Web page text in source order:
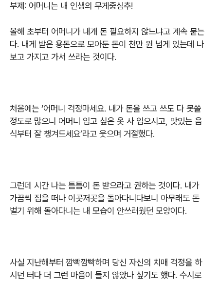
부제: 어머니는 내 인생의 무게중심추!
올해 초부터 어머니가 내개 돈 필요하지 않느냐고 계속 묻는
다. 내게 받은 용돈으로 모아둔 돈이 천만 원 넘게 있는데 나
보고 가지고 가서 쓰라는 것이다.
처음에는 ‘어머니 걱정마세요. 내가 돈을 쓰고 쓰도 다 못쓸
정도로 많으니 어머니 입고 싶은 옷 사 입으시고 맛있는 음
식부터 잘 챙겨드세요’라고 웃으며 거절했다.
그런데 시간 나는 틈틈이 돈 받으라고 권하는 것이다. 내가
가끔씩 집을 떠나 이곳저곳을 돌아다니다보니 아무래도 돈
벌기 위해 돌아다니는 내 모습이 안쓰러웠던 모양이다.
사실 지난해부터 깜빡깜빡하며 당신 자신의 치매 걱정을 하
시던 터다 더 그런 마음이 들지 않았나 싶기도 했다. 수시로